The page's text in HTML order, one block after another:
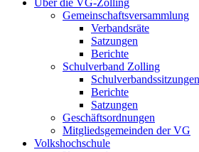
Über die VG-Zolling
Gemeinschaftsversammlung
Verbandsräte
Satzungen
Berichte
Schulverband Zolling
Schulverbandssitzungen
Berichte
Satzungen
Geschäftsordnungen
Mitgliedsgemeinden der VG
Volkshochschule